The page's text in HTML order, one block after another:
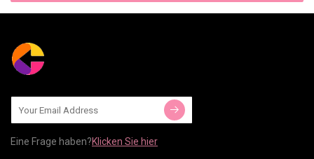
Eine Frage haben?Klicken Sie hier